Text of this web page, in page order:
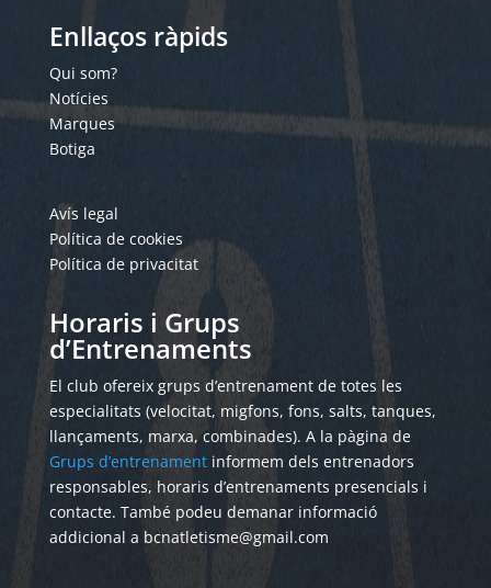
Enllaços ràpids
Qui som?
Notícies
Marques
Botiga
Avís legal
Política de cookies
Política de privacitat
Horaris i Grups
d’Entrenaments
El club ofereix grups d’entrenament de totes les
especialitats (velocitat, migfons, fons, salts, tanques,
llançaments, marxa, combinades). A la pàgina de
Grups d’entrenamentinformem dels entrenadors
responsables, horaris d’entrenaments presencials i
contacte. També podeu demanar informació
addicional a bcnatletisme@gmail.com